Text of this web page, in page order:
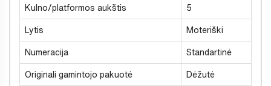
Kulno/platformos aukštis 5
Lytis Moteriški
Numeracija Standartinė
Originali gamintojo pakuotė Dėžutė